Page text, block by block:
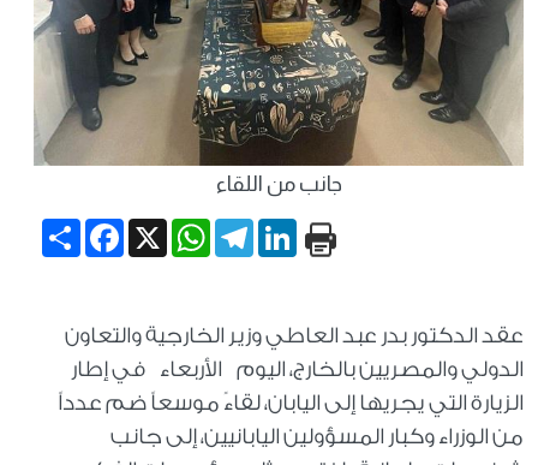
جانب من اللقاء
Share
Facebook X
WhatsApp
TelegramLinkedIn
عقد الدكتور بدر عبد العاطي وزير الخارجية والتعاون
الدولي والمصريين بالخارج، اليوم الأربعاء في إطار
الزيارة التي يجريها إلى اليابان، لقاءً موسعاً ضم عدداً
من الوزراء وكبار المسؤولين اليابانيين، إلى جانب